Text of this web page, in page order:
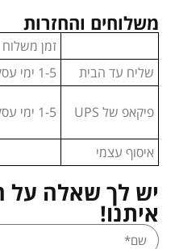
משלוחים והחזרות
זמן משלוח
שליח עד הבית
1-5 ימי עסקים
פיקאפ של UPS 1-5 ימי עסקים
איסוף עצמי
יש לך שאלה על
איתנו!